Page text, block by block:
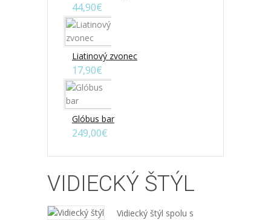
44,90€
Liatinový zvonec
17,90€
Glóbus bar
249,00€
VIDIECKÝ ŠTÝL
Vidiecký štýl spolu s